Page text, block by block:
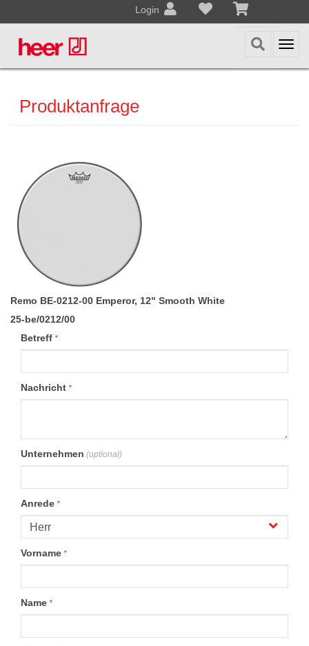
Login
Produktanfrage
Remo BE-0212-00 Emperor, 12" Smooth White
25-be/0212/00
Betreff *
Nachricht *
Unternehmen (optional)
Anrede *
Vorname *
Name *